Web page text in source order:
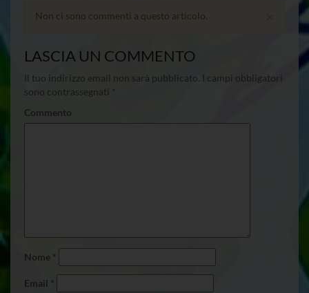
Non ci sono commenti a questo articolo.
LASCIA UN COMMENTO
Il tuo indirizzo email non sarà pubblicato. I campi obbligatori
sono contrassegnati
Commento
Nome *
Email *